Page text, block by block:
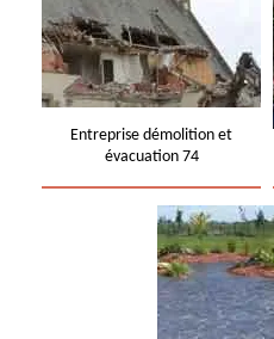
Entreprise démolition et
évacuation 74